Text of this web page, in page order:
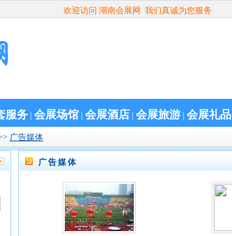
欢迎访问 湖南会展网 我们真诚为您服务
服务 会展场馆 会展酒店 会展旅游 会展礼品
广告媒体
广告媒体